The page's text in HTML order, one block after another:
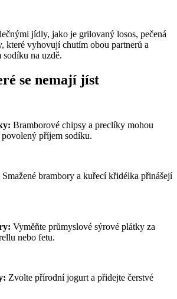
jídly, jako je grilovaný losos, pečená
které vyhovují chutím obou partnerů a
na uzdě.
se nemají jíst
Bramborové chipsy a preclíky mohou
příjem sodíku.
Smažené brambory a kuřecí křidélka přinášejí
Vyměňte průmyslové sýrové plátky za
nebo fetu.
Zvolte přírodní jogurt a přidejte čerstvé